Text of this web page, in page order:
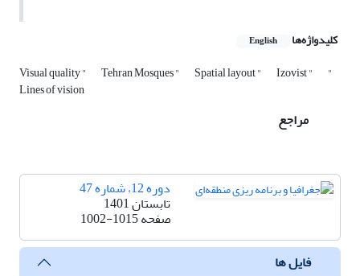
کلیدواژه‌ها English
Visual quality " Tehran Mosques " Spatial layout " Izovist " "
Lines of vision
مراجع
دوره 12، شماره 47
تابستان 1401
صفحه1002-1015
فایل ها